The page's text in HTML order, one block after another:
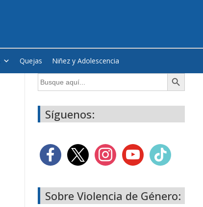
Quejas Niñez y Adolescencia
Buscar: Botón de búsqueda
Síguenos:
Sobre Violencia de Género: